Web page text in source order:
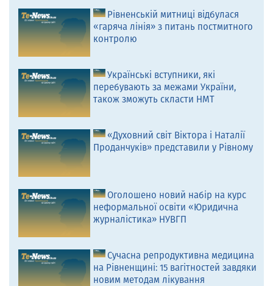
Рівненській митниці відбулася
«гаряча лінія» з питань постмитного
контролю
Українські вступники, які
перебувають за межами України,
також зможуть скласти НМТ
«Духовний світ Віктора і Наталії
Проданчуків» представили у Рівному
Оголошено новий набір на курс
неформальної освіти «Юридична
журналістика» НУВГП
Сучасна репродуктивна медицина
на Рівненщині: 15 вагітностей завдяки
новим методам лікування